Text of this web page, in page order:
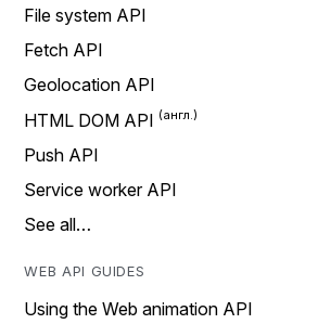
File system API
Fetch API
Geolocation API
HTML DOM API
Push API
Service worker API
See all…
WEB API GUIDES
Using the Web animation API